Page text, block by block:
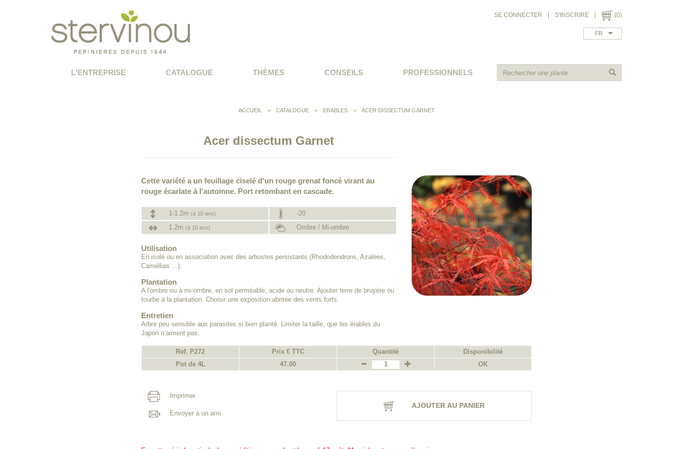
SE CONNECTER S'INSCRIRE (0)
FR
L'ENTREPRISE CATALOGUE THÈMES CONSEILS PROFESSIONNELS
ACCUEIL > CATALOGUE > ERABLES > ACER DISSECTUM GARNET
Acer dissectum Garnet
Cette variété a un feuillage ciselé d'un rouge grenat foncé virant au
rouge écarlate à l'automne. Port retombant en cascade.
1-1.2m (à 10 ans)
-20
1.2m (à 10 ans) Ombre / Mi-ombre
Utilisation
En isolé ou en association avec des arbustes persistants (Rhododendrons, Azalées,
Caméllias ...).
Plantation
A l'ombre ou à mi-ombre, en sol perméable, acide ou neutre. Ajouter terre de bruyère ou
tourbe à la plantation. Choisir une exposition abritée des vents forts.
Entretien
Arbre peu sensible aux parasites si bien planté. Limiter la taille, que les érables du
Japon n’aiment pas.
Ref. P272 Prix € TTC Quantité
Disponibilité
Pot de 4L
47.00 OK
Imprimer
Envoyer à un ami
AJOUTER AU PANIER